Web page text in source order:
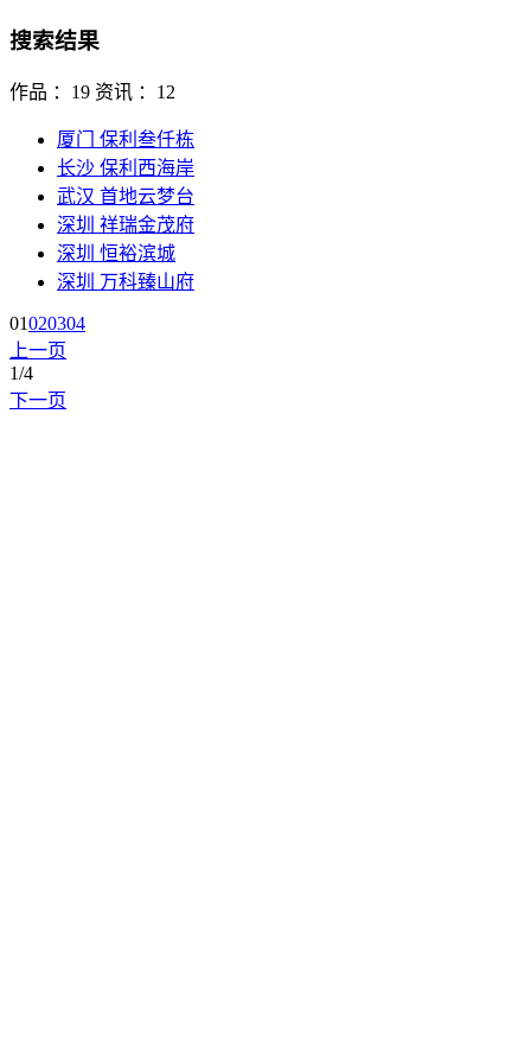
搜索结果
作品 ：19 资讯 ：12
厦门 保利叁仟栋
长沙 保利西海岸
武汉 首地云梦台
深圳 祥瑞金茂府
深圳 恒裕滨城
深圳 万科臻山府
01020304
上一页
1/4
下一页